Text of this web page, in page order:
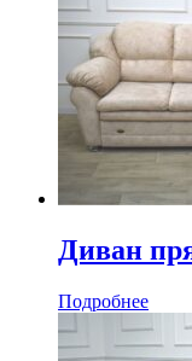
Диван
Подробнее